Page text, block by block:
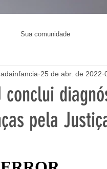
Sua comunidade
conclui
pela
25 de abr. de 2022